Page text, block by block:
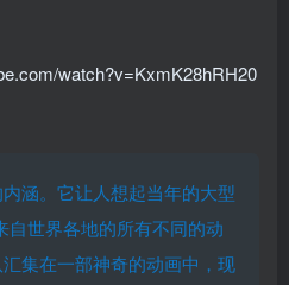
watch?v=KxmK28hRH20
涵。它让人想起当年的大型
自世界各地的所有不同的动
集在一部神奇的动画中，现